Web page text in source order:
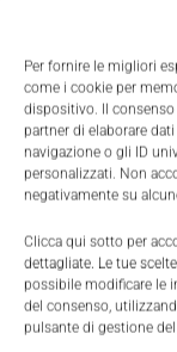
Per fornire le migliori
come i cookie per
dispositivo. Il
partner di elaborare
navigazione o gli ID
personalizzati. Non
negativamente su
Clicca qui sotto per
dettagliate. Le tue
possibile modificare le
del consenso,
pulsante di gestione
movimento e in
migliorare il
Sempre in
Italia ha
distribuzione di
lampade a
incrementando
nella propria